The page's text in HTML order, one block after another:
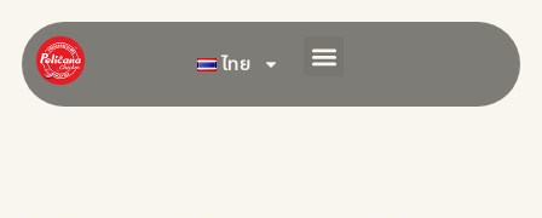
content
ไทย